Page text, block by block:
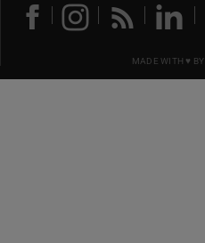
MADE WITH ♥ BY